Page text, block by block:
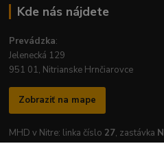
Kde nás nájdete
Prevádzka:
Jelenecká 129
951 01, Nitrianske Hrnčiarovce
Zobraziť na mape
MHD v Nitre: linka číslo 27, zastávka